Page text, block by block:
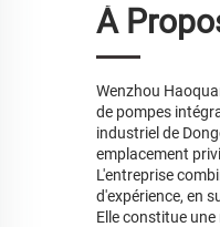
À
Wenzhou
de pompes
industriel de
emplacement
L'entreprise
d'expérience, en
Elle constitue